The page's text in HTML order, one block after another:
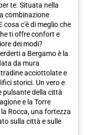
te. Situata nella
combinazione
cosa c'è di meglio che
ti offre confort e
dei modi?
a Bergamo è la
da mura
acciottolate e
storici. Un vero e
pulsante della città
e la Torre
Rocca, una fortezza
sulla città e sulle